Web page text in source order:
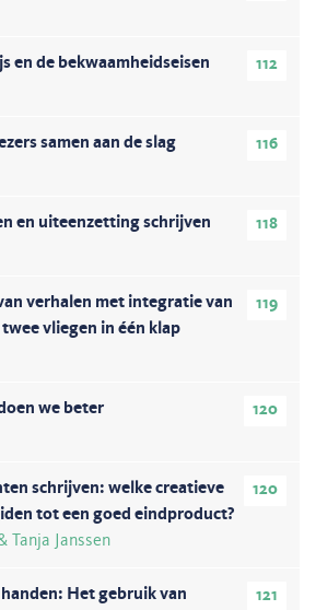
112
en de bekwaamheidseisen
116
samen aan de slag
118
en uiteenzetting schrijven
119
verhalen met integratie van
vliegen in één klap
120
we beter
120
schrijven: welke creatieve
tot een goed eindproduct?
Tanja Janssen
121
Het gebruik van